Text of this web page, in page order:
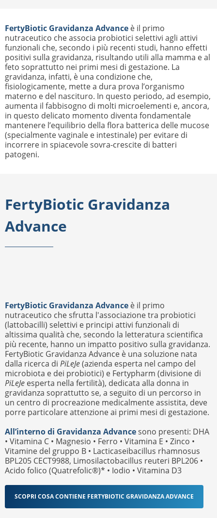
FertyBiotic Gravidanza Advance è il primo
nutraceutico che associa probiotici selettivi agli attivi
funzionali che, secondo i più recenti studi, hanno effetti
positivi sulla gravidanza, risultando utili alla mamma e al
feto soprattutto nei primi mesi di gestazione. La
gravidanza, infatti, è una condizione che,
fisiologicamente, mette a dura prova l’organismo
materno e del nascituro. In questo periodo, ad esempio,
aumenta il fabbisogno di molti microelementi e, ancora,
in questo delicato momento diventa fondamentale
mantenere l’equilibrio della flora batterica delle mucose
(specialmente vaginale e intestinale) per evitare di
incorrere in spiacevole sovra-crescite di batteri
patogeni.
FertyBiotic Gravidanza
Advance
FertyBiotic Gravidanza Advance è il primo
nutraceutico che sfrutta l'associazione tra probiotici
(lattobacilli) selettivi e principi attivi funzionali di
altissima qualità che, secondo la letteratura scientifica
più recente, hanno un impatto positivo sulla gravidanza.
FertyBiotic Gravidanza Advance è una soluzione nata
dalla ricerca di PiLeJe(azienda esperta nel campo del
microbiota e dei probiotici) e Fertypharm (divisione di
PiLeJe esperta nella fertilità), dedicata alla donna in
gravidanza soprattutto se, a seguito di un percorso in
un centro di procreazione medicalmente assistita, deve
porre particolare attenzione ai primi mesi di gestazione.
All’interno di Gravidanza Advancesono presenti: DHA
• Vitamina C • Magnesio • Ferro • Vitamina E • Zinco •
Vitamine del gruppo B • Lacticaseibacillus rhamnosus
BPL205 CECT9988, Limosilactobacillus reuteri BPL206 •
Acido folico (Quatrefolic®)* • Iodio • Vitamina D3
SCOPRI COSA CONTIENE FERTYBIOTIC GRAVIDANZA ADVANCE